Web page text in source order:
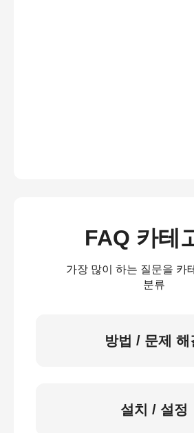
FAQ 카테
가장 많이 하는 질문을 카
분류
방법 / 문제 해
설치 / 설정